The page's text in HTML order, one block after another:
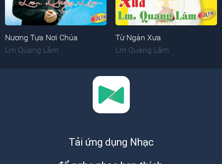
Nương Tựa Nơi Chúa
Lm Quang Lâm
Từ Ngàn Xưa
Lm Quang Lâm
Tải ứng dụng Nhạc